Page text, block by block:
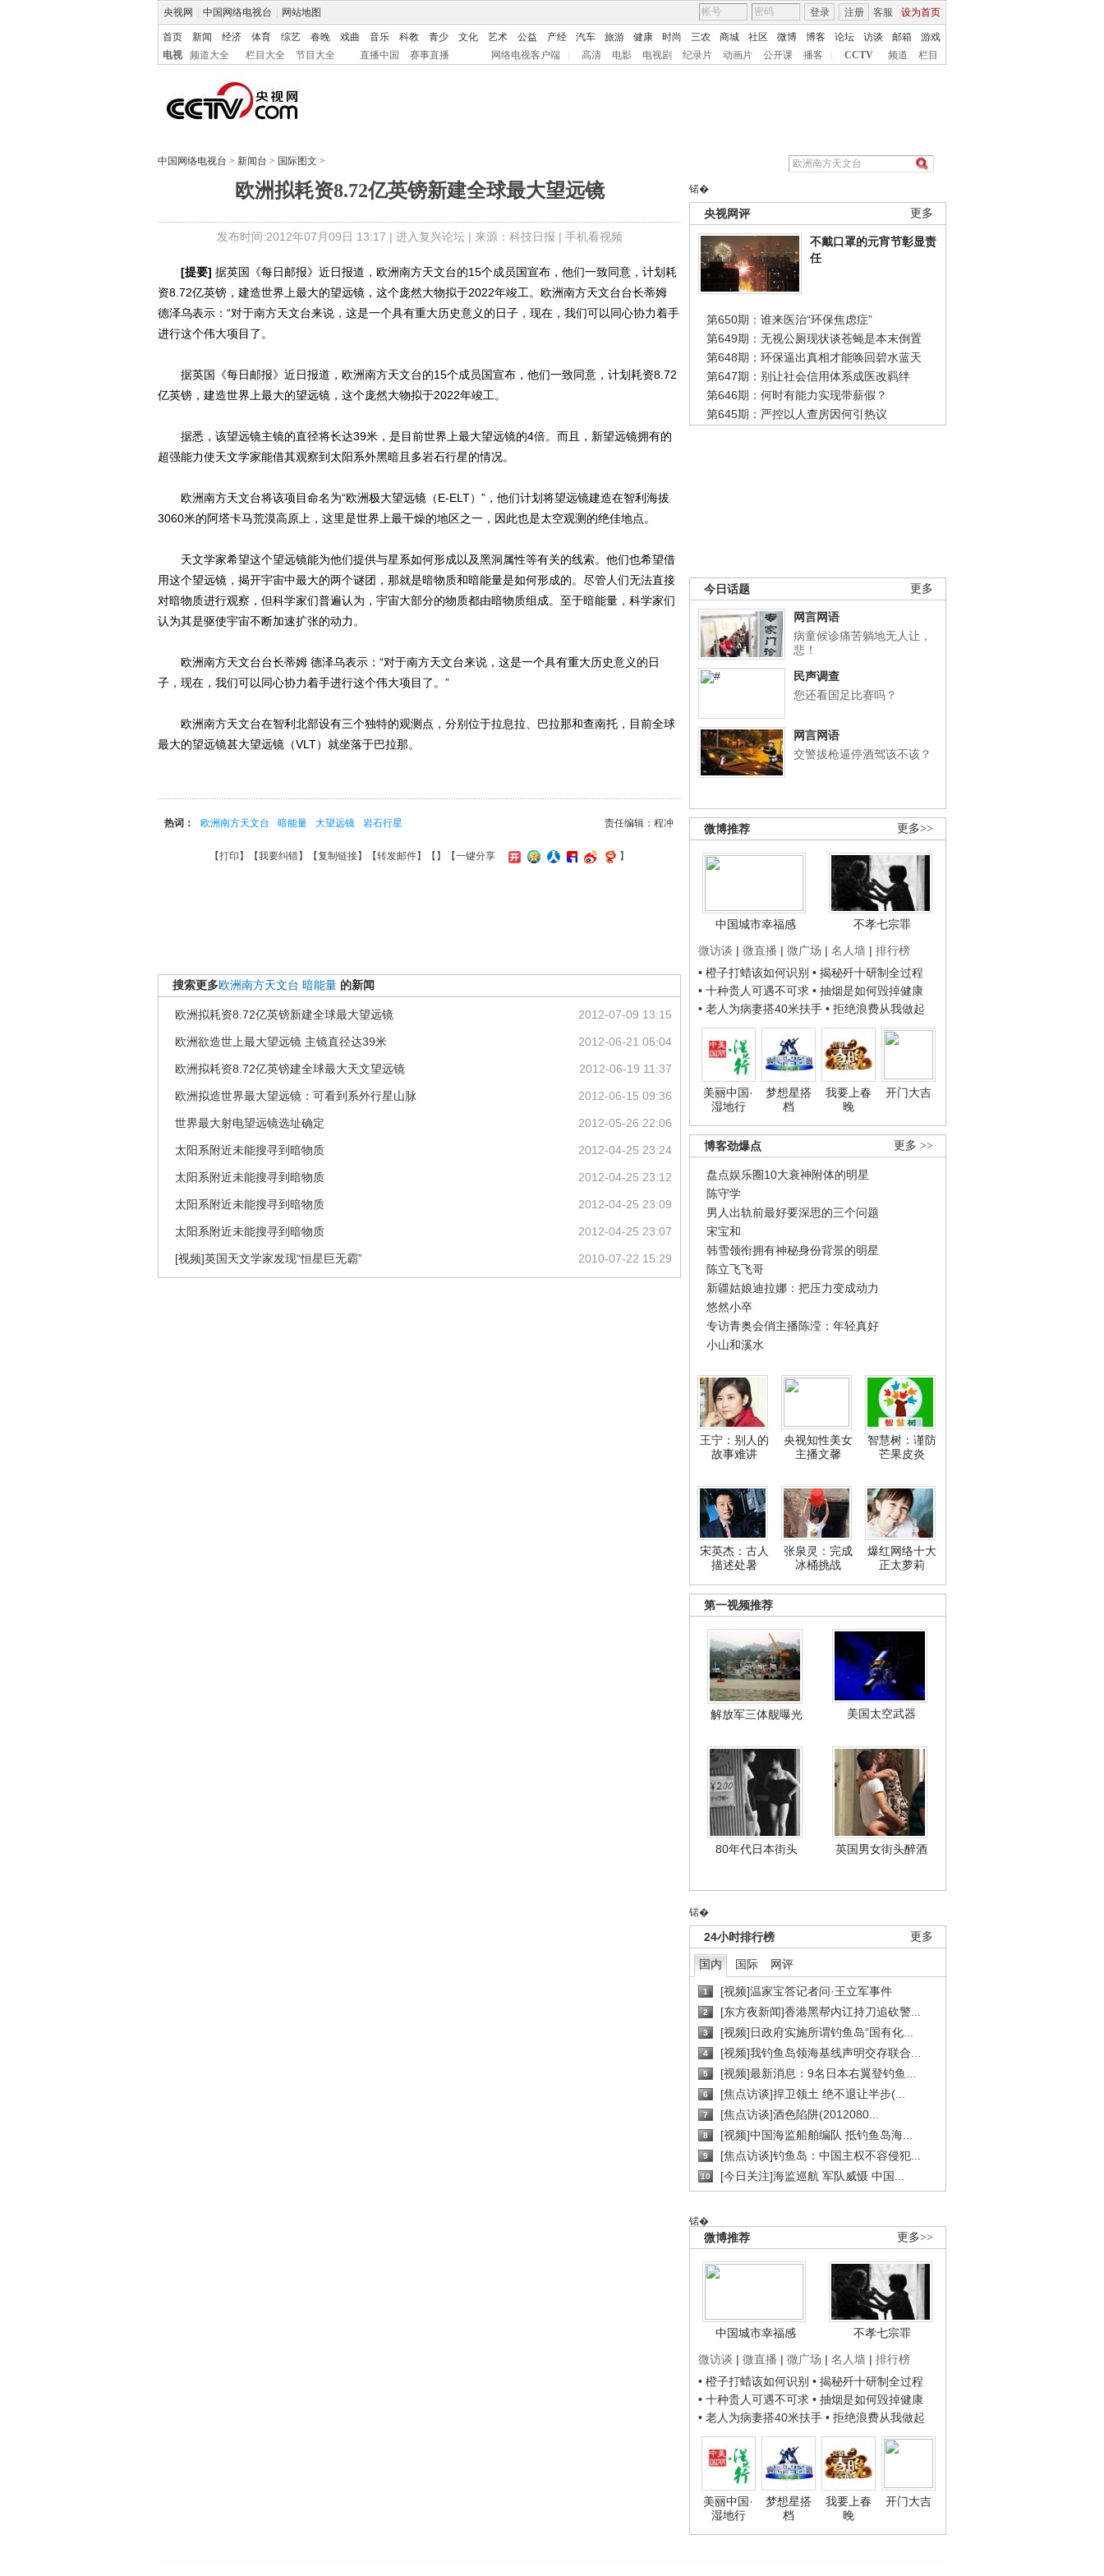
央视网 中国网络电视台 网站地图 客服 设为首页
登录 注册
首页 新闻 经济 体育 综艺 春晚 戏曲 音乐 科教 青少 文化 艺术 公益 产经 汽车 旅游 健康 时尚 三农 商城 社区 微博 博客 论坛 访谈 邮箱
游戏
电视
频道大全 栏目大全 节目大全 直播中国 赛事直播 网络电视客户端 高清 电影 电视剧 纪录片 动画片 公开课 播客 CCTV 频道 栏目
中国网络电视台 > 新闻台 > 国际图文 >
欧洲拟耗资8.72亿英镑新建全球最大望远镜
发布时间:2012年07月09日 13:17 | 进入复兴论坛| 来源：科技日报 | 手机看视频
锘�
更多
央视网评
不戴口罩的元宵节彰显责
任
第650期：谁来医治“环保焦虑症”
第649期：无视公厕现状谈苍蝇是本末倒置
第648期：环保逼出真相才能唤回碧水蓝天
第647期：别让社会信用体系成医改羁绊
第646期：何时有能力实现带薪假？
第645期：严控以人查房因何引热议
更多
今日话题
网言网语
病童候诊痛苦躺地无人让，
悲！
民声调查
您还看国足比赛吗？
网言网语
交警拔枪逼停酒驾该不该？
更多>>
微博推荐
中国城市幸福感
不孝七宗罪
微访谈 | 微直播 | 微广场 | 名人墙 | 排行榜
• 橙子打蜡该如何识别 • 揭秘歼十研制全过程
• 十种贵人可遇不可求 • 抽烟是如何毁掉健康
• 老人为病妻搭40米扶手 • 拒绝浪费从我做起
美丽中国·
湿地行
梦想星搭
档
我要上春
晚
开门大吉
更多 >>
博客劲爆点
盘点娱乐圈10大衰神附体的明星
陈守学
男人出轨前最好要深思的三个问题
宋宝和
韩雪领衔拥有神秘身份背景的明星
陈立飞飞哥
新疆姑娘迪拉娜：把压力变成动力
悠然小卒
专访青奥会俏主播陈滢：年轻真好
小山和溪水
王宁：别人的
故事难讲
央视知性美女
主播文馨
智慧树：谨防
芒果皮炎
宋英杰：古人
描述处暑
张泉灵：完成
冰桶挑战
爆红网络十大
正太萝莉
第一视频推荐
解放军三体舰曝光 美国太空武器
80年代日本街头 英国男女街头醉酒
锘�
更多
24小时排行榜
国内 国际 网评
1 [视频]温家宝答记者问·王立军事件
2 [东方夜新闻]香港黑帮内讧持刀追砍警...
3 [视频]日政府实施所谓钓鱼岛“国有化...
4 [视频]我钓鱼岛领海基线声明交存联合...
5 [视频]最新消息：9名日本右翼登钓鱼...
6 [焦点访谈]捍卫领土 绝不退让半步(...
7 [焦点访谈]酒色陷阱(2012080...
8 [视频]中国海监船舶编队 抵钓鱼岛海...
9 [焦点访谈]钓鱼岛：中国主权不容侵犯...
10 [今日关注]海监巡航 军队威慑 中国...
锘�
更多>>
微博推荐
中国城市幸福感
不孝七宗罪
微访谈 | 微直播 | 微广场 | 名人墙 | 排行榜
• 橙子打蜡该如何识别 • 揭秘歼十研制全过程
• 十种贵人可遇不可求 • 抽烟是如何毁掉健康
• 老人为病妻搭40米扶手 • 拒绝浪费从我做起
美丽中国·
湿地行
梦想星搭
档
我要上春
晚
开门大吉
[提要] 据英国《每日邮报》近日报道，欧洲南方天文台的15个成员国宣布，他们一致同意，计划耗
资8.72亿英镑，建造世界上最大的望远镜，这个庞然大物拟于2022年竣工。欧洲南方天文台台长蒂姆
德泽乌表示：“对于南方天文台来说，这是一个具有重大历史意义的日子，现在，我们可以同心协力着手
进行这个伟大项目了。
据英国《每日邮报》近日报道，欧洲南方天文台的15个成员国宣布，他们一致同意，计划耗资8.72
亿英镑，建造世界上最大的望远镜，这个庞然大物拟于2022年竣工。
据悉，该望远镜主镜的直径将长达39米，是目前世界上最大望远镜的4倍。而且，新望远镜拥有的
超强能力使天文学家能借其观察到太阳系外黑暗且多岩石行星的情况。
欧洲南方天文台将该项目命名为“欧洲极大望远镜（E-ELT）”，他们计划将望远镜建造在智利海拔
3060米的阿塔卡马荒漠高原上，这里是世界上最干燥的地区之一，因此也是太空观测的绝佳地点。
天文学家希望这个望远镜能为他们提供与星系如何形成以及黑洞属性等有关的线索。他们也希望借
用这个望远镜，揭开宇宙中最大的两个谜团，那就是暗物质和暗能量是如何形成的。尽管人们无法直接
对暗物质进行观察，但科学家们普遍认为，宇宙大部分的物质都由暗物质组成。至于暗能量，科学家们
认为其是驱使宇宙不断加速扩张的动力。
欧洲南方天文台台长蒂姆 德泽乌表示：“对于南方天文台来说，这是一个具有重大历史意义的日
子，现在，我们可以同心协力着手进行这个伟大项目了。”
欧洲南方天文台在智利北部设有三个独特的观测点，分别位于拉息拉、巴拉那和查南托，目前全球
最大的望远镜甚大望远镜（VLT）就坐落于巴拉那。
责任编辑：程冲
热词： 欧洲南方天文台 暗能量 大望远镜 岩石行星
【打印 】【我要纠错】【复制链接】【转发邮件】【 】 【一键分享 】
搜索更多欧洲南方天文台 暗能量 的新闻
2012-07-09 13:15
欧洲拟耗资8.72亿英镑新建全球最大望远镜
2012-06-21 05:04
欧洲欲造世上最大望远镜 主镜直径达39米
2012-06-19 11:37
欧洲拟耗资8.72亿英镑建全球最大天文望远镜
2012-06-15 09:36
欧洲拟造世界最大望远镜：可看到系外行星山脉
2012-05-26 22:06
世界最大射电望远镜选址确定
2012-04-25 23:24
太阳系附近未能搜寻到暗物质
2012-04-25 23:12
太阳系附近未能搜寻到暗物质
2012-04-25 23:09
太阳系附近未能搜寻到暗物质
2012-04-25 23:07
太阳系附近未能搜寻到暗物质
2010-07-22 15:29
[视频]英国天文学家发现“恒星巨无霸”